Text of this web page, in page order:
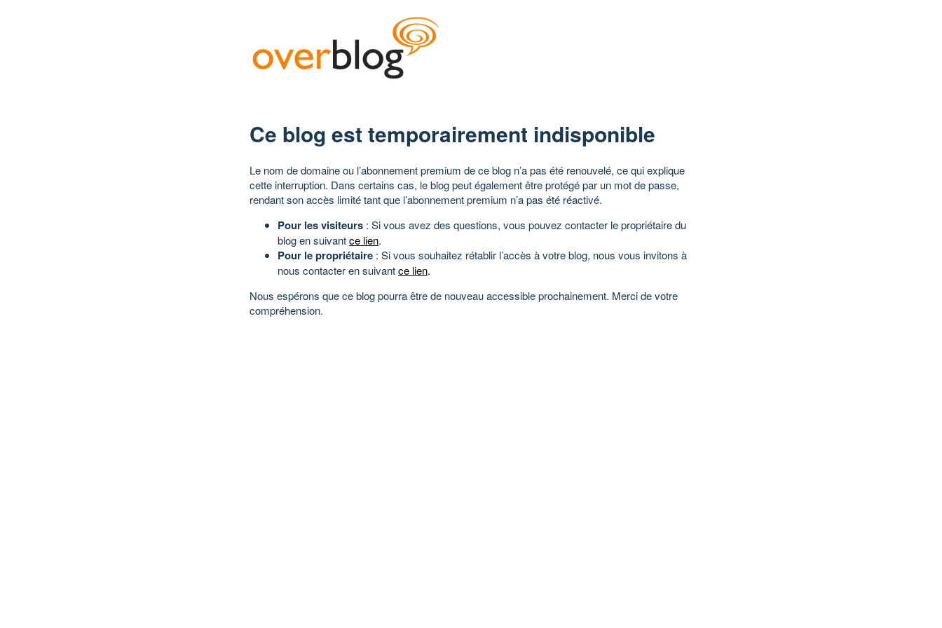
Ce blog est temporairement indisponible
Le nom de domaine ou l’abonnement premium de ce blog n’a pas été renouvelé, ce qui explique
cette interruption. Dans certains cas, le blog peut également être protégé par un mot de passe,
rendant son accès limité tant que l’abonnement premium n’a pas été réactivé.
Pour les visiteurs : Si vous avez des questions, vous pouvez contacter le propriétaire du
blog en suivantce lien.
Pour le propriétaire : Si vous souhaitez rétablir l’accès à votre blog, nous vous invitons à
nous contacter en suivantce lien.
Nous espérons que ce blog pourra être de nouveau accessible prochainement. Merci de votre
compréhension.